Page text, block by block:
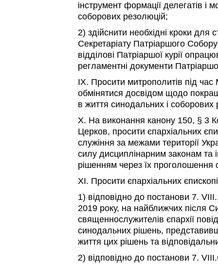
інструмент формації делегатів і
соборових резолюцій;
2) здійснити необхідні кроки для
Секретаріату Патріаршого
відділові Патріаршої курії
регламентні документи
IX. Просити митрополитів під
обмінятися досвідом щодо
в життя синодальних і соборових
X. На виконання канону 150, § 3
Церков, просити єпархіальних
служіння за межами території
силу дисциплінарним законам
рішенням через їх
XI. Просити єпархіальних
1) відповідно до постанови 7.
2019 року, на найближчих після
священнослужителів єпархії
синодальних рішень,
життя цих рішень та
2) відповідно до постанови 7.